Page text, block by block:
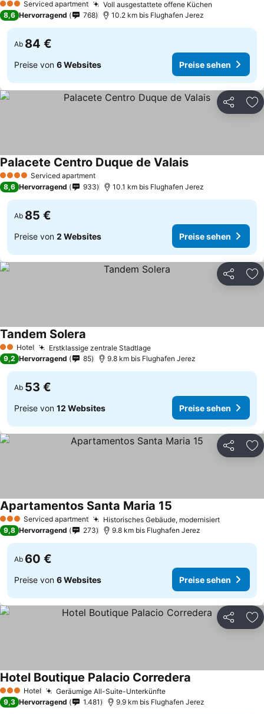
3 SterneServiced apartment
Voll ausgestattete offene Küchen
8,6 Hervorragend 768 10.2 km bis Flughafen Jerez
Ab 84 €
Preise von 6 Websites Preise sehen
Teilen
4 Sterne Serviced apartment
Palacete Centro Duque de Valais
8,6 Hervorragend 933 10.1 km bis Flughafen Jerez
Ab 85 €
Preise von 2 Websites Preise sehen
Teilen
2 Sterne
Hotel Erstklassige zentrale Stadtlage
Tandem Solera
9,2 Hervorragend 85 9.8 km bis Flughafen Jerez
Ab 53 €
Preise von 12 Websites Preise sehen
Teilen
3 SterneServiced apartment Historisches Gebäude, modernisiert
Apartamentos Santa Maria 15
9,8 Hervorragend 273 9.8 km bis Flughafen Jerez
Ab 60 €
Preise von 6 Websites Preise sehen
Teilen
3 SterneHotel Geräumige All-Suite-Unterkünfte
Hotel Boutique Palacio Corredera
9,3 Hervorragend 1.481 9.9 km bis Flughafen Jerez